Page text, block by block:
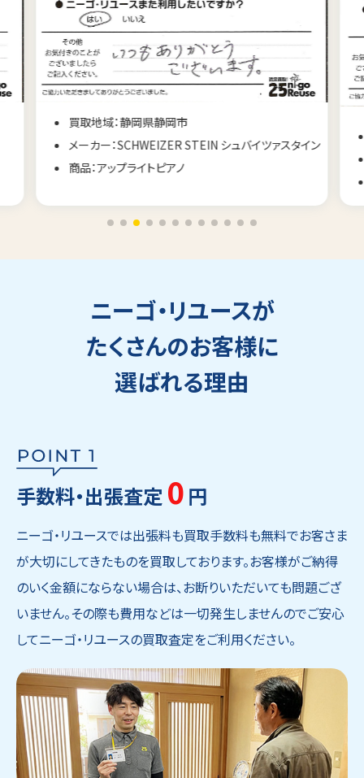
買取地域：静岡県静岡市
メーカー：SCHWEIZER STEIN シュバイツァスタイン
商品：アップライトピアノ
ニーゴ・リユースが
たくさんのお客様に
選ばれる理由
手数料・出張査定 0 円
ニーゴ・リユースでは出張料も買取手数料も無料でお客さま
が大切にしてきたものを買取しております。お客様がご納得
のいく金額にならない場合は、お断りいただいても問題ござ
いません。その際も費用などは一切発生しませんのでご安心
してニーゴ・リユースの買取査定をご利用ください。